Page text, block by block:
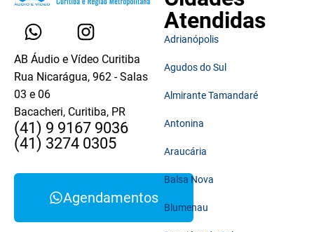
AB Áudio e Vídeo Curitiba
Rua Nicarágua, 962 - Salas
03 e 06
Bacacheri, Curitiba, PR
(41) 9 9167 9036
(41) 3274 0305
Agendamentos
Atendidas
Adrianópolis
Agudos do Sul
Almirante Tamandaré
Antonina
Araucária
Balsa Nova
Blumenau